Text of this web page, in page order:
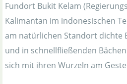
Fundort Bukit Kelam
Kalimantan im indonesischen
am natürlichen Standort dichte
und in schnellfließenden
sich mit ihren Wurzeln am